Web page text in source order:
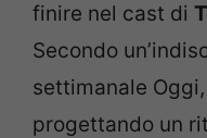
finire nel cast di
Secondo
settimanale
progettando un